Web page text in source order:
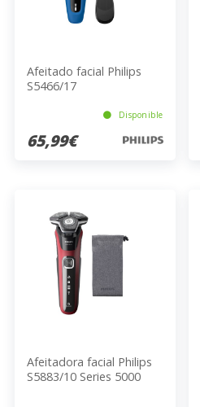
Afeitado facial Philips
S5466/17
Disponible
65,99€
Afeitadora facial Philips
S5883/10 Series 5000